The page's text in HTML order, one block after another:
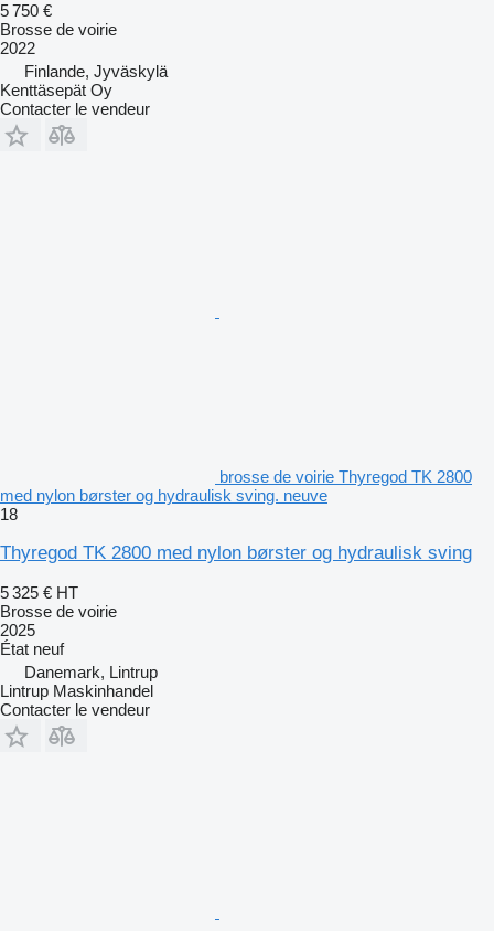
5 750 €
Brosse de voirie
2022
Finlande, Jyväskylä
Kenttäsepät Oy
Contacter le vendeur
brosse de voirie Thyregod TK 2800
med nylon børster og hydraulisk sving. neuve
18
Thyregod TK 2800 med nylon børster og hydraulisk sving
5 325 € HT
Brosse de voirie
2025
État neuf
Danemark, Lintrup
Lintrup Maskinhandel
Contacter le vendeur